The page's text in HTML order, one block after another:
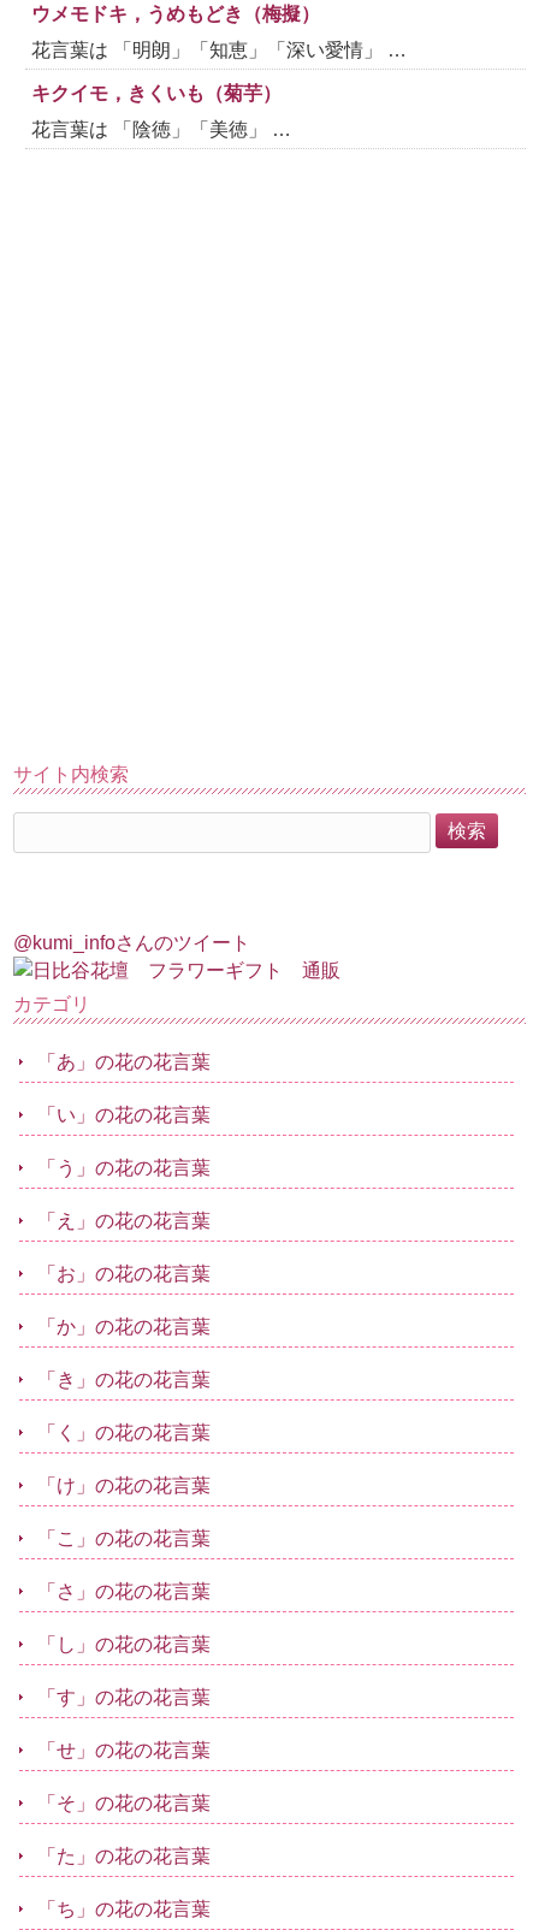
ウメモドキ，うめもどき（梅擬）
花言葉は 「明朗」「知恵」「深い愛情」 …
キクイモ，きくいも（菊芋）
花言葉は 「陰徳」「美徳」 …
サイト内検索
@kumi_infoさんのツイート
カテゴリ
「あ」の花の花言葉
「い」の花の花言葉
「う」の花の花言葉
「え」の花の花言葉
「お」の花の花言葉
「か」の花の花言葉
「き」の花の花言葉
「く」の花の花言葉
「け」の花の花言葉
「こ」の花の花言葉
「さ」の花の花言葉
「し」の花の花言葉
「す」の花の花言葉
「せ」の花の花言葉
「そ」の花の花言葉
「た」の花の花言葉
「ち」の花の花言葉